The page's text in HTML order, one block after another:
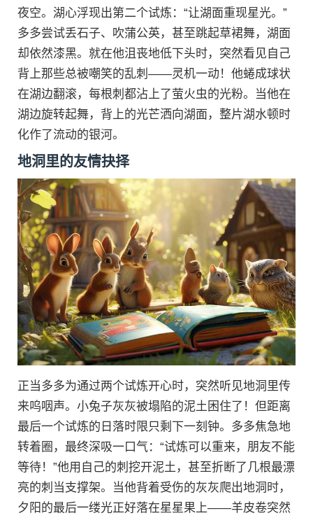
夜空。湖心浮现出第二个试炼：“让湖面重现星光。”
多多尝试丢石子、吹蒲公英，甚至跳起草裙舞，湖面
却依然漆黑。就在他沮丧地低下头时，突然看见自己
背上那些总被嘲笑的乱刺——灵机一动！他蜷成球状
在湖边翻滚，每根刺都沾上了萤火虫的光粉。当他在
湖边旋转起舞，背上的光芒洒向湖面，整片湖水顿时
化作了流动的银河。
地洞里的友情抉择
正当多多为通过两个试炼开心时，突然听见地洞里传
来呜咽声。小兔子灰灰被塌陷的泥土困住了！但距离
最后一个试炼的日落时限只剩下一刻钟。多多焦急地
转着圈，最终深吸一口气：“试炼可以重来，朋友不能
等待！”他用自己的刺挖开泥土，甚至折断了几根最漂
亮的刺当支撑架。当他背着受伤的灰灰爬出地洞时，
夕阳的最后一缕光正好落在星星果上——羊皮卷突然